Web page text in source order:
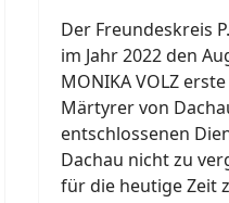
Der Freundeskreis
im Jahr 2022 den
MONIKA VOLZ
Märtyrer von
entschlossenen
Dachau nicht zu
für die heutige Zeit